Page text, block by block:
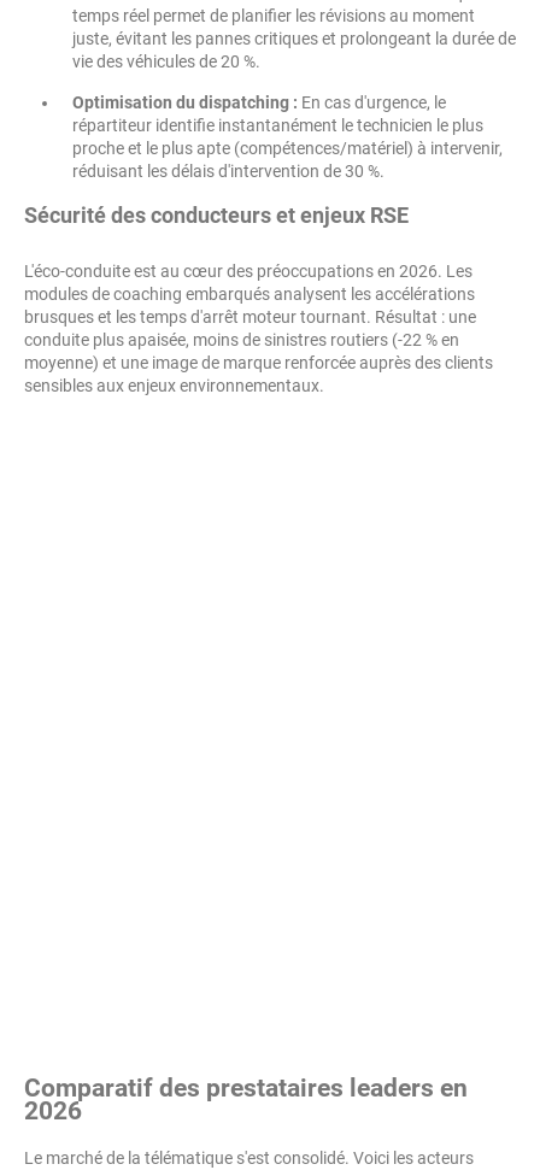
temps réel permet de planifier les révisions au moment
juste, évitant les pannes critiques et prolongeant la durée de
vie des véhicules de 20 %.
Optimisation du dispatching : En cas d'urgence, le
répartiteur identifie instantanément le technicien le plus
proche et le plus apte (compétences/matériel) à intervenir,
réduisant les délais d'intervention de 30 %.
Sécurité des conducteurs et enjeux RSE
L'éco-conduite est au cœur des préoccupations en 2026. Les
modules de coaching embarqués analysent les accélérations
brusques et les temps d'arrêt moteur tournant. Résultat : une
conduite plus apaisée, moins de sinistres routiers (-22 % en
moyenne) et une image de marque renforcée auprès des clients
sensibles aux enjeux environnementaux.
Comparatif des prestataires leaders en
2026
Le marché de la télématique s'est consolidé. Voici les acteurs